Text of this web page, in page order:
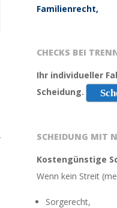
Familienrecht,
CHECKS BEI
Ihr individueller
Scheidung.
SCHEIDUNG MIT
Kostengünstige
Wenn kein Streit
Sorgerecht,